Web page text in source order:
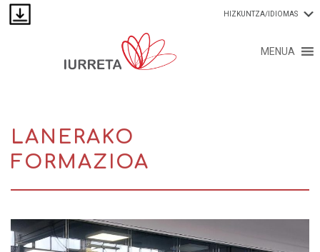
HIZKUNTZA/IDIOMAS
MENUA
LANERAKO
FORMAZIOA